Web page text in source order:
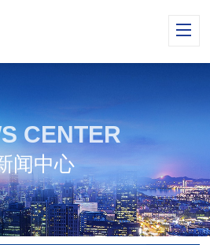
CENTER
闻中心